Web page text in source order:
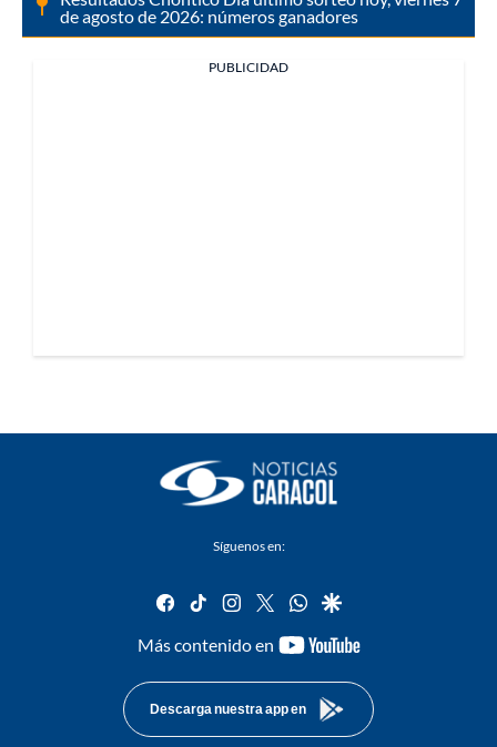
de agosto de 2026: números ganadores
PUBLICIDAD
Síguenos en:
facebook
tiktok instagram
twitterwhatsapp
google
Más contenido en
youtube-
Descarga nuestra app en